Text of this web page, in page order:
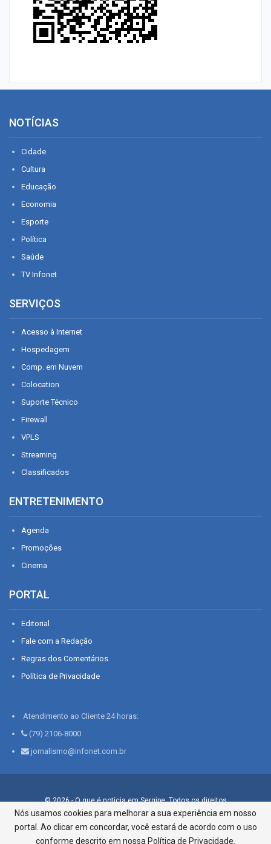
NOTÍCIAS
Cidade
Cultura
Educação
Economia
Esporte
Política
Saúde
TV Infonet
SERVIÇOS
Acesso à Internet
Hospedagem
Comp. em Nuvem
Colocation
Suporte Técnico
Firewall
VPLS
Streaming
Classificados
ENTRETENIMENTO
Agenda
Promoções
Cinema
PORTAL
Editorial
Fale com a Redação
Regras dos Comentários
Política de Privacidade
Atendimento ao Cliente 24 horas:
(79) 2106-8000
jornalismo@infonet.com.br
© 2026 - O que é notícia em Sergipe. Todos os direitos
reservados.
Infonet - Rua Monsenhor Silveira 276, Bairro São José |
Aracaju-SE, CEP 49015-030, Fone: 79.2106.8000 - CI Centro de
Nós usamos cookies para melhorar a sua experiência em nosso
portal. Ao clicar em concordar, você estará de acordo com o uso
conforme descrito em nossa Política de Privacidade.